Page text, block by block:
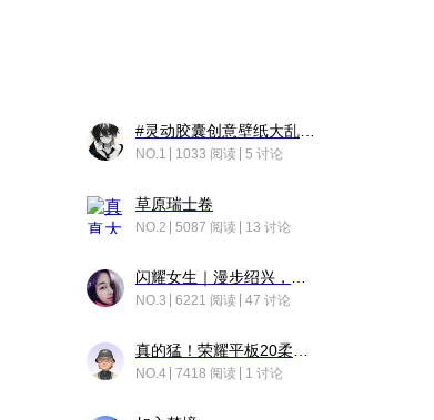
NO.1 1033 阅读 5 讨论
草原瑞士卷
NO.2 5087 阅读 13 讨论
NO.3 6221 阅读 47 讨论
NO.4 7418 阅读 1 讨论